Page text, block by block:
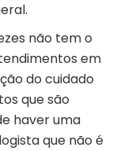
não tem o
em
do cuidado
que são
haver uma
que não é